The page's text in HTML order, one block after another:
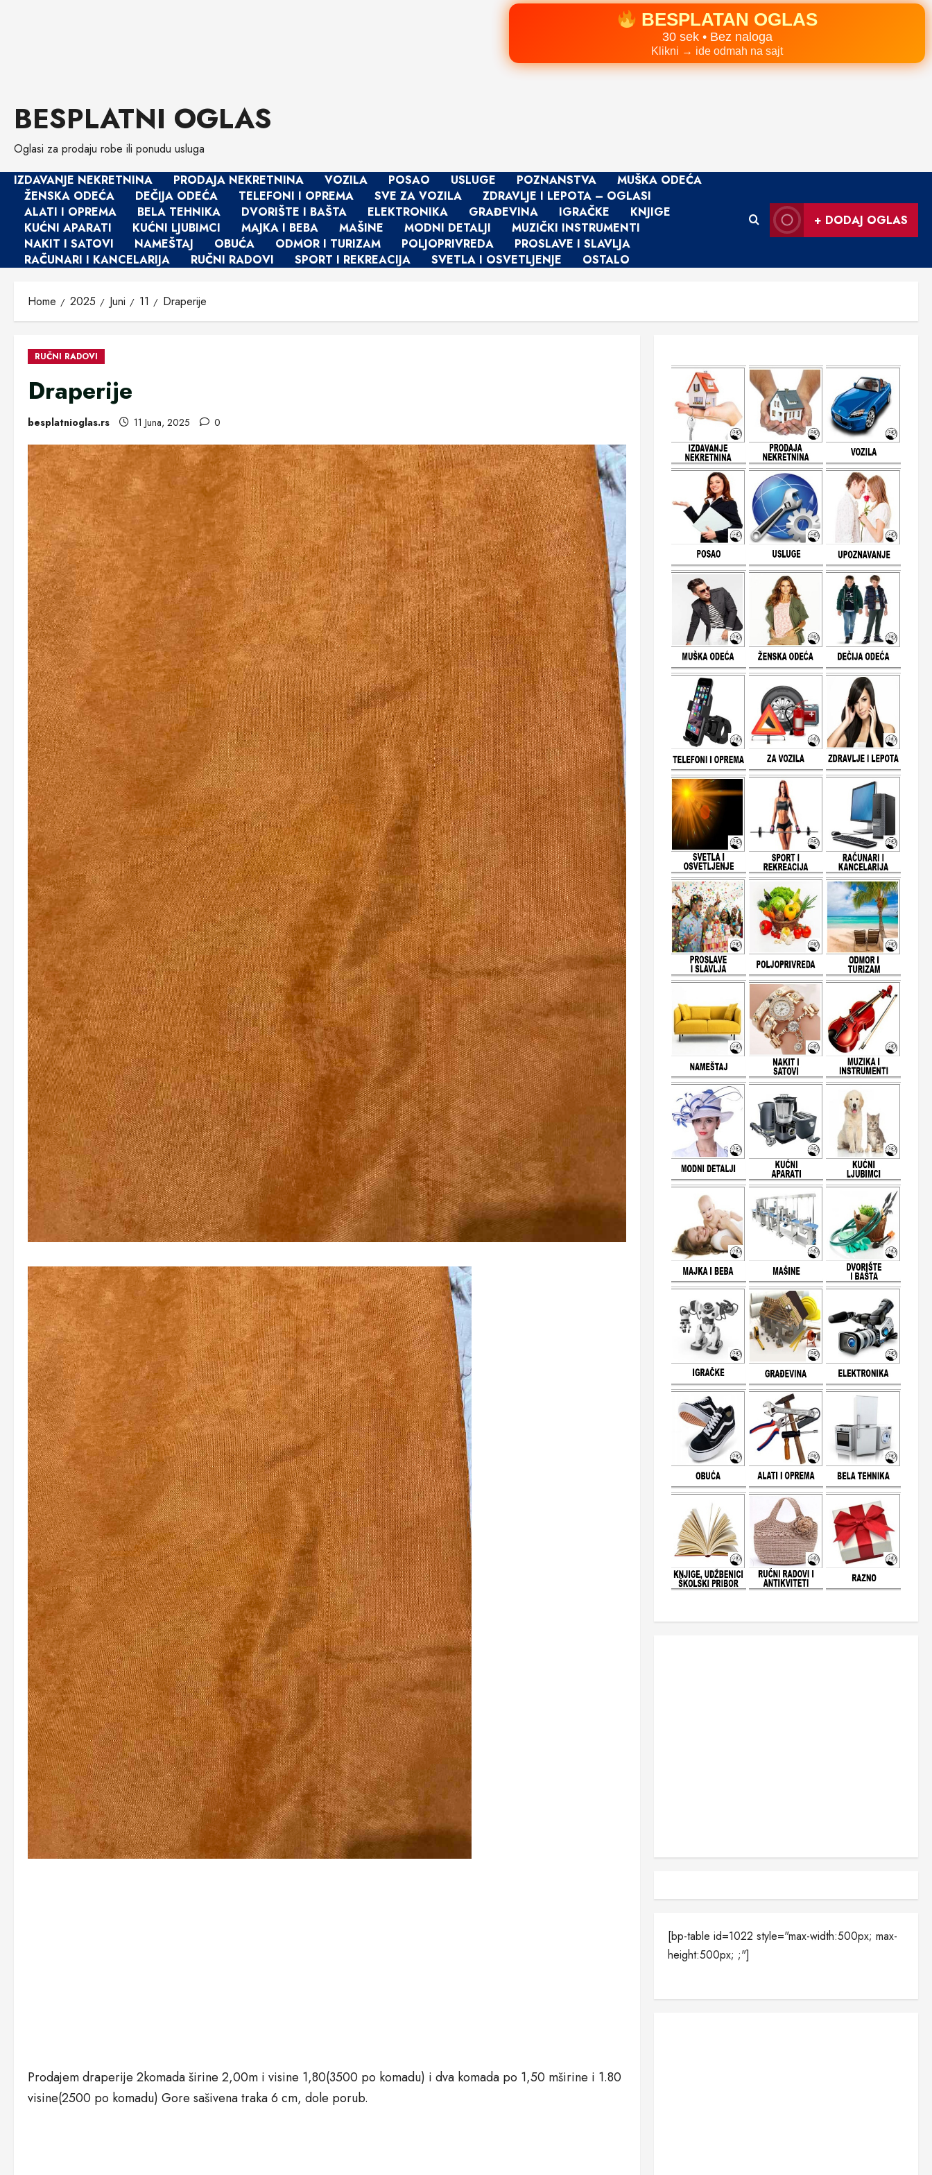
BESPLATAN OGLAS
30 sek • Bez naloga
Klikni → ide odmah na sajt
contentBESPLATNI OGLAS
Oglasi za prodaju robe ili ponudu usluga
IZDAVANJE NEKRETNINA
PRODAJA NEKRETNINA VOZILA POSAO USLUGE POZNANSTVA
MUŠKA ODEĆA
ŽENSKA ODEĆA
DEČIJA ODEĆA TELEFONI I OPREMA SVE ZA VOZILA
ZDRAVLJE I LEPOTA – OGLASI
ALATI I OPREMA
BELA TEHNIKA DVORIŠTE I BAŠTA ELEKTRONIKA GRAĐEVINA IGRAČKE
KNJIGE
KUĆNI APARATI
KUĆNI LJUBIMCI MAJKA I BEBA MAŠINE MODNI DETALJI
MUZIČKI INSTRUMENTI
NAKIT I SATOVI
NAMEŠTAJ OBUĆA ODMOR I TURIZAM POLJOPRIVREDA
PROSLAVE I SLAVLJA
RAČUNARI I KANCELARIJA
RUČNI RADOVI SPORT I REKREACIJA SVETLA I OSVETLJENJE OSTALO
+ DODAJ OGLAS
Home 2025 Juni 11 Draperije
RUČNI RADOVI
Draperije
besplatnioglas.rs 11 Juna, 2025 0
Prodajem draperije 2komada širine 2,00m i visine 1,80(3500 po komadu) i dva komada po 1,50 mširine i 1.80
visine(2500 po komadu) Gore sašivena traka 6 cm, dole porub.
[bp-table id=1022 style="max-width:500px; max-
height:500px; ;"]